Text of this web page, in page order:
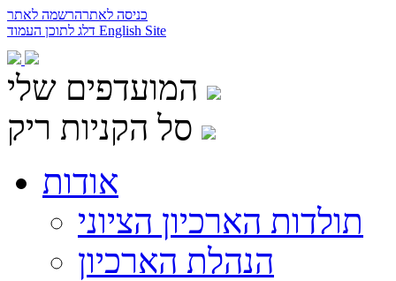
כניסה לאתרהרשמה לאתר
English Site
המועדפים שלי
סל הקניות ריק
אודות
תולדות הארכיון הציוני
הנהלת הארכיון